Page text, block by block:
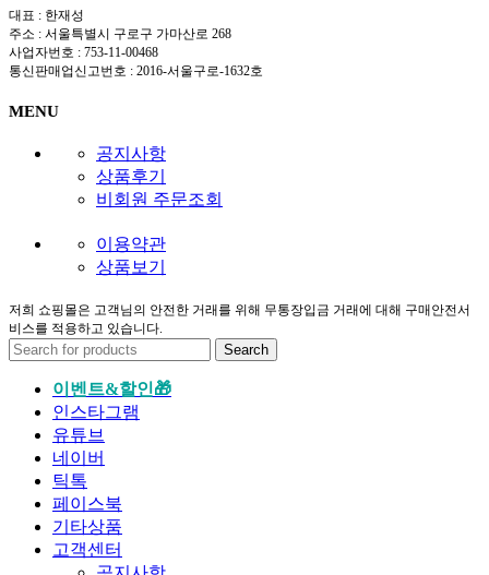
대표 : 한재성
주소 : 서울특별시 구로구 가마산로 268
사업자번호 : 753-11-00468
통신판매업신고번호 : 2016-서울구로-1632호
MENU
공지사항
상품후기
비회원 주문조회
이용약관
상품보기
저희 쇼핑몰은 고객님의 안전한 거래를 위해 무통장입금 거래에 대해 구매안전서
비스를 적용하고 있습니다.
Search
이벤트&할인🎁
인스타그램
유튜브
네이버
틱톡
페이스북
기타상품
고객센터